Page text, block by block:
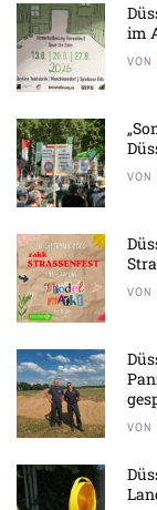
im
VON
VON
VON
VON